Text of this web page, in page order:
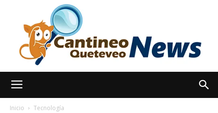
Inicio Tecnología